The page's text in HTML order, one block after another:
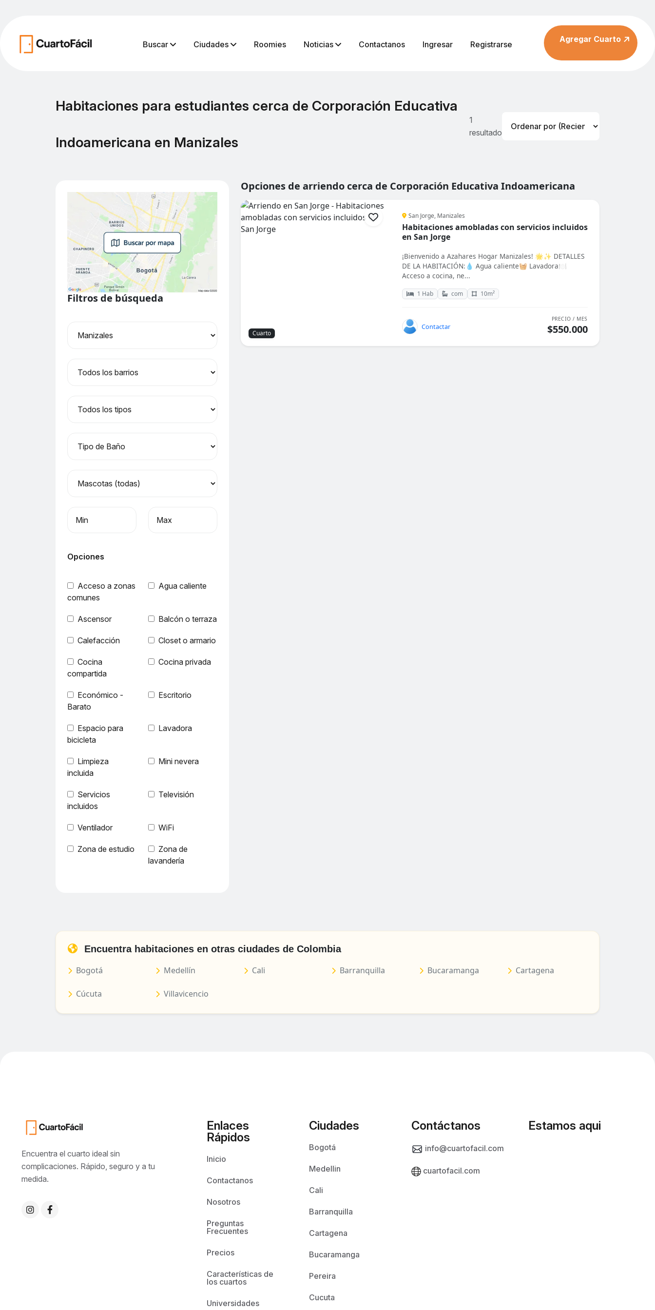
Buscar Ciudades Roomies Noticias Contactanos Ingresar Registrarse
Agregar Cuarto
Habitaciones para estudiantes cerca de Corporación Educativa
Indoamericana en Manizales
1
resultado
Filtros de búsqueda
Opciones
Acceso a zonas
comunes
Agua caliente
Ascensor Balcón o terraza
Calefacción Closet o armario
Cocina
compartida
Cocina privada
Económico -
Barato
Escritorio
Espacio para
bicicleta
Lavadora
Limpieza
incluida
Mini nevera
Servicios
incluidos
Televisión
Ventilador WiFi
Zona de estudio
Zona de
lavandería
Opciones de arriendo cerca de Corporación Educativa Indoamericana
Cuarto
San Jorge, Manizales
Habitaciones amobladas con servicios incluidos
en San Jorge
¡Bienvenido a Azahares Hogar Manizales! 🌟✨ DETALLES
DE LA HABITACIÓN:💧 Agua caliente🧺 Lavadora🍽️
Acceso a cocina, ne...
1 Hab com 10m²
Contactar
PRECIO / MES
$550.000
Encuentra habitaciones en otras ciudades de Colombia
Bogotá
Medellín Cali Barranquilla Bucaramanga Cartagena
Cúcuta Villavicencio
Encuentra el cuarto ideal sin
complicaciones. Rápido, seguro y a tu
medida.
Enlaces
Rápidos
Inicio
Contactanos
Nosotros
Preguntas
Frecuentes
Precios
Características de
los cuartos
Universidades
Ciudades
Bogotá
Medellin
Cali
Barranquilla
Cartagena
Bucaramanga
Pereira
Cucuta
Contáctanos
info@cuartofacil.com
cuartofacil.com
Estamos aqui